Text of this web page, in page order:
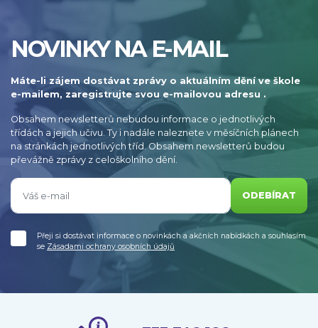
NOVINKY NA E-MAIL
Máte-li zájem dostávat zprávy o aktuálním dění ve škole
e-mailem, zaregistrujte svou e-mailovou adresu .
Obsahem newsletterů nebudou informace o jednotlivých
třídách a jejich učivu. Ty i nadále naleznete v měsíčních plánech
na stránkách jednotlivých tříd. Obsahem newsletterů budou
převážně zprávy z celoškolního dění.
ODEBÍRAT
Přeji si dostávat informace o novinkách a akčních nabídkách a souhlasím
se Zásadami ochrany osobních údajů